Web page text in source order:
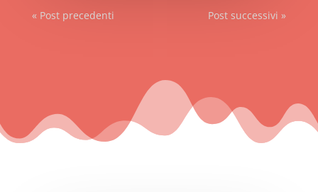
« Post precedenti Post successivi »